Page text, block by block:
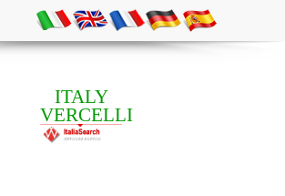
ITALY
VERCELLI